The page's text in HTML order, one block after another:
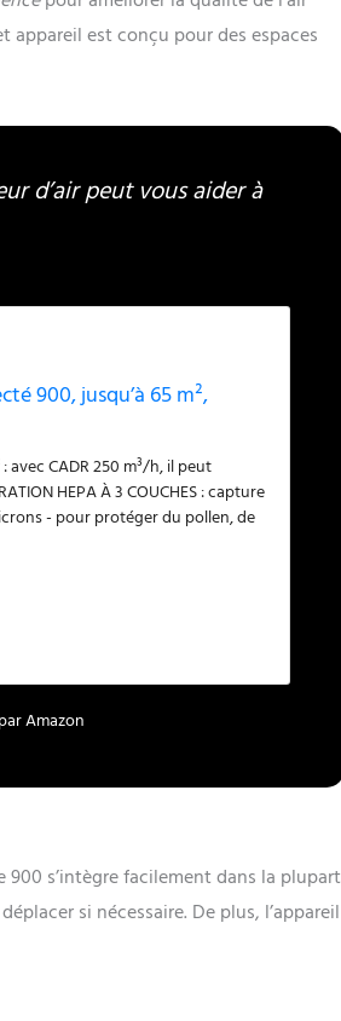
appareil est conçu pour des espaces
d’air peut vous aider à
900, jusqu’à 65 m²,
: avec CADR 250 m³/h, il peut
HEPA À 3 COUCHES : capture
- pour protéger du pollen, de
suspension dans l'air. CERTIFIÉ
les allergènes d'animaux
symptômes d'allergie ou de
à seulement 20,5 dB,
nuisances lumineuses. FAIBLE
Amazon
900 s’intègre facilement dans la plupart
si nécessaire. De plus, l’appareil